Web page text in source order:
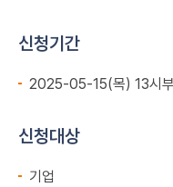
신청기간
2025-05-15(목) 13시
신청대상
기업